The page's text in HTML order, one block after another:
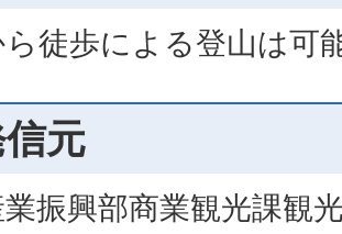
徒歩による登山は可
元
振興部商業観光課観